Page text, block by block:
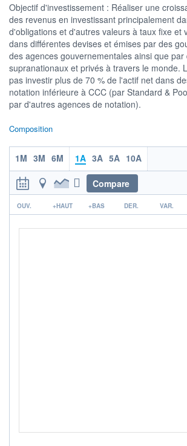
03/12 10/04
CATÉGORIE MORNINGSTAR
Obligations Autres
FONDS PARTENAIRES
ÉLIGIBILITÉ
PEA PEA-PME BOURSOVIE LUX
CTO BUSINESS
Non éligible Boursobank
2 120M / 31.07.26
Objectif d'investissement : Réaliser une
des revenus en investissant principalement
d'obligations et d'autres valeurs à taux fixe et
dans différentes devises et émises par des
des agences gouvernementales ainsi que
supranationaux et privés à travers le monde.
pas investir plus de 70 % de l'actif net dans
notation inférieure à CCC (par Standard &
par d'autres agences de notation).
Composition
1M 3M 6M 1A 3A 5A 10A
Compare
r
OUV. +HAUT +BAS DER. VAR.